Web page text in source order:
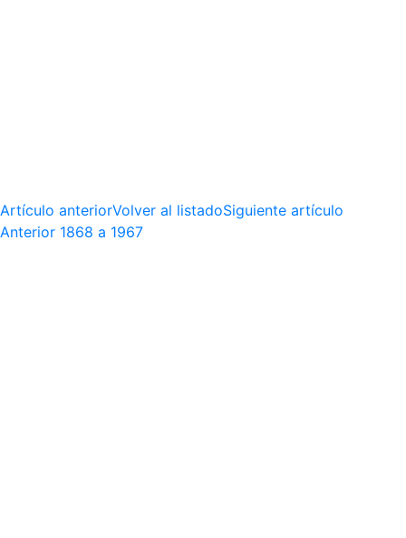
Artículo anteriorVolver al listadoSiguiente artículo
Anterior 1868 a 1967